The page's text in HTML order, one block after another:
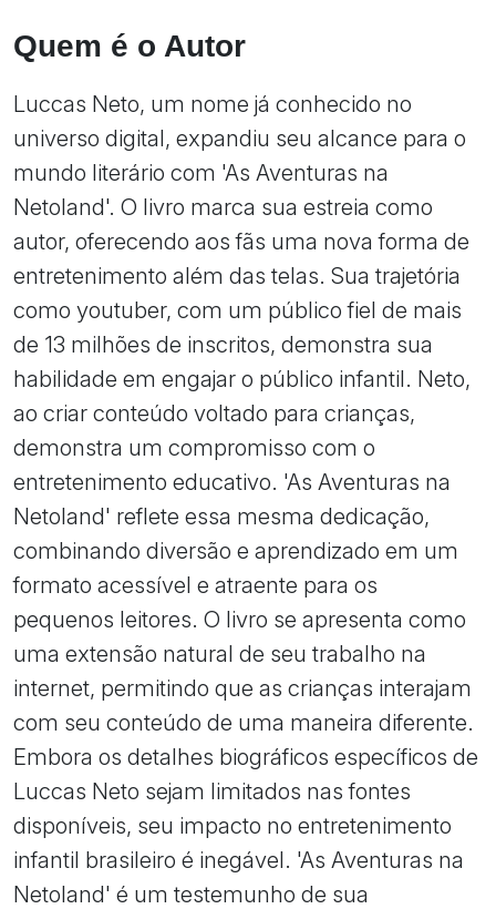
Quem é o Autor
Luccas Neto, um nome já conhecido no
universo digital, expandiu seu alcance para o
mundo literário com 'As Aventuras na
Netoland'. O livro marca sua estreia como
autor, oferecendo aos fãs uma nova forma de
entretenimento além das telas. Sua trajetória
como youtuber, com um público fiel de mais
de 13 milhões de inscritos, demonstra sua
habilidade em engajar o público infantil. Neto,
ao criar conteúdo voltado para crianças,
demonstra um compromisso com o
entretenimento educativo. 'As Aventuras na
Netoland' reflete essa mesma dedicação,
combinando diversão e aprendizado em um
formato acessível e atraente para os
pequenos leitores. O livro se apresenta como
uma extensão natural de seu trabalho na
internet, permitindo que as crianças interajam
com seu conteúdo de uma maneira diferente.
Embora os detalhes biográficos específicos de
Luccas Neto sejam limitados nas fontes
disponíveis, seu impacto no entretenimento
infantil brasileiro é inegável. 'As Aventuras na
Netoland' é um testemunho de sua